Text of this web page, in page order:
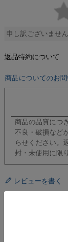
申し訳ございませ
返品特約について
商品についてのお
商品の品質につ
不良・破損など
らせください。
封・未使用に限
レビューを書く